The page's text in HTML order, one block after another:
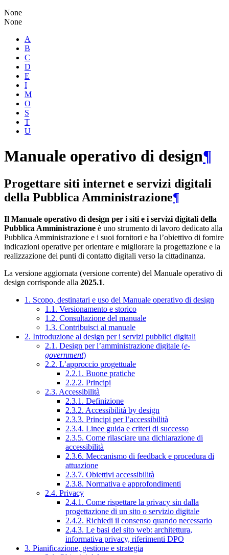
None
None
A
B
C
D
E
I
M
O
S
T
U
Manuale operativo di design¶
Progettare siti internet e servizi digitali
della Pubblica Amministrazione¶
Il Manuale operativo di design per i siti e i servizi digitali della
Pubblica Amministrazione è uno strumento di lavoro dedicato alla
Pubblica Amministrazione e i suoi fornitori e ha l’obiettivo di fornire
indicazioni operative per orientare e migliorare la progettazione e la
realizzazione dei punti di contatto digitali verso la cittadinanza.
La versione aggiornata (versione corrente) del Manuale operativo di
design corrisponde alla 2025.1.
1. Scopo, destinatari e uso del Manuale operativo di design
1.1. Versionamento e storico
1.2. Consultazione del manuale
1.3. Contribuisci al manuale
2. Introduzione al design per i servizi pubblici digitali
2.1. Design per l’amministrazione digitale (e-
government)
2.2. L’approccio progettuale
2.2.1. Buone pratiche
2.2.2. Principi
2.3. Accessibilità
2.3.1. Definizione
2.3.2. Accessibilità by design
2.3.3. Principi per l’accessibilità
2.3.4. Linee guida e criteri di successo
2.3.5. Come rilasciare una dichiarazione di
accessibilità
2.3.6. Meccanismo di feedback e procedura di
attuazione
2.3.7. Obiettivi accessibilità
2.3.8. Normativa e approfondimenti
2.4. Privacy
2.4.1. Come rispettare la privacy sin dalla
progettazione di un sito o servizio digitale
2.4.2. Richiedi il consenso quando necessario
2.4.3. Le basi del sito web: architettura,
informativa privacy, riferimenti DPO
3. Pianificazione, gestione e strategia